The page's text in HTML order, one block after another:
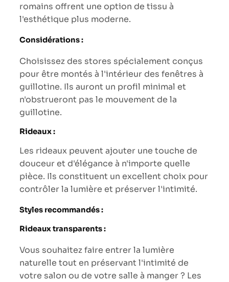
romains offrent une option de tissu à
l'esthétique plus moderne.
Considérations :
Choisissez des stores spécialement conçus
pour être montés à l'intérieur des fenêtres à
guillotine. Ils auront un profil minimal et
n'obstrueront pas le mouvement de la
guillotine.
Rideaux :
Les rideaux peuvent ajouter une touche de
douceur et d'élégance à n'importe quelle
pièce. Ils constituent un excellent choix pour
contrôler la lumière et préserver l'intimité.
Styles recommandés :
Rideaux transparents :
Vous souhaitez faire entrer la lumière
naturelle tout en préservant l'intimité de
votre salon ou de votre salle à manger ? Les